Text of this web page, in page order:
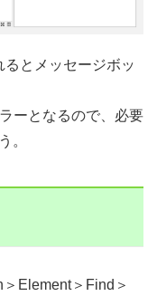
るとメッセージボッ
ーとなるので、必要
。
Element＞Find＞